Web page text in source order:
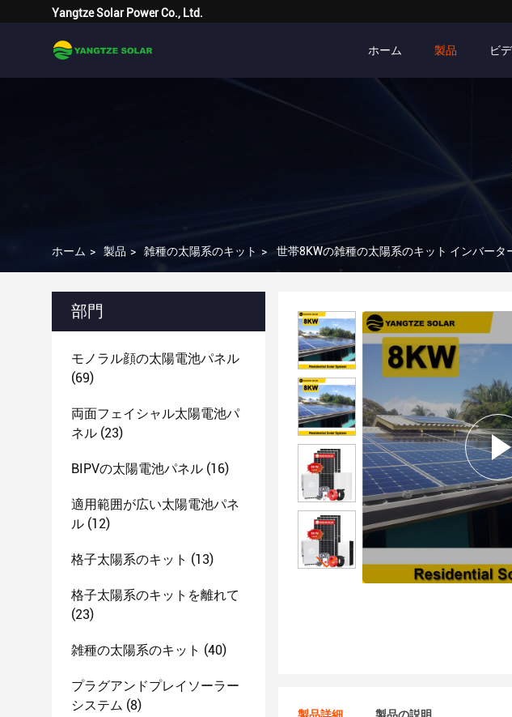
Yangtze Solar Power Co., Ltd.
ホーム 製品 ビ
ホーム > 製品 > 雑種の太陽系のキット > 世帯8KWの雑種の太陽系のキット インバータ
部門
モノラル顔の太陽電池パネル
(69)
両面フェイシャル太陽電池パ
ネル (23)
BIPVの太陽電池パネル (16)
適用範囲が広い太陽電池パネ
ル (12)
格子太陽系のキット (13)
格子太陽系のキットを離れて
(23)
雑種の太陽系のキット (40)
プラグアンドプレイソーラー
システム (8)